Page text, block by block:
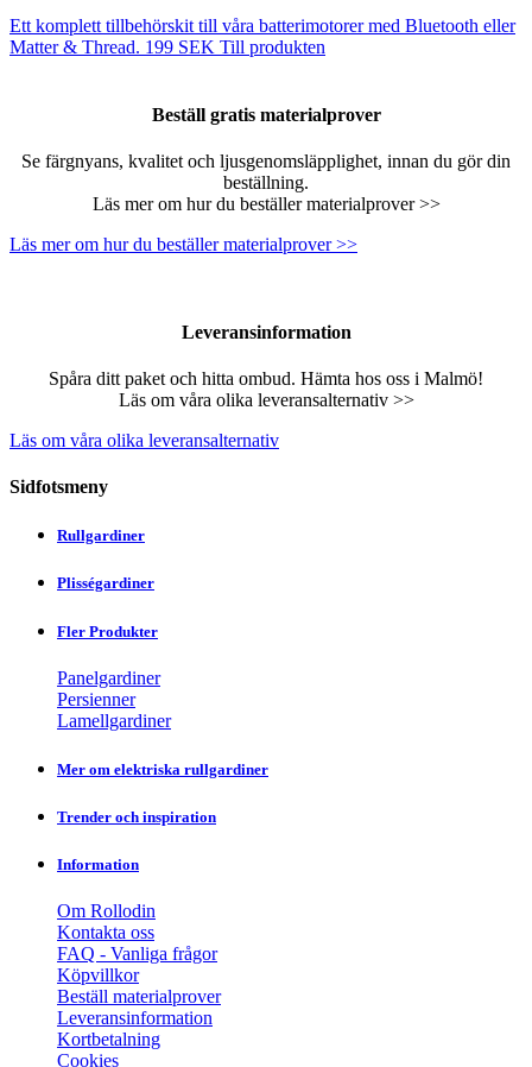
Ett komplett tillbehörskit till våra batterimotorer med Bluetooth eller
Matter & Thread. 199 SEK Till produkten
Beställ gratis materialprover
Se färgnyans, kvalitet och ljusgenomsläpplighet, innan du gör din
beställning.
Läs mer om hur du beställer materialprover >>
Läs mer om hur du beställer materialprover >>
Leveransinformation
Spåra ditt paket och hitta ombud. Hämta hos oss i Malmö!
Läs om våra olika leveransalternativ >>
Läs om våra olika leveransalternativ
Sidfotsmeny
Rullgardiner
Plisségardiner
Fler Produkter
Panelgardiner
Persienner
Lamellgardiner
Mer om elektriska rullgardiner
Trender och inspiration
Information
Om Rollodin
Kontakta oss
FAQ - Vanliga frågor
Köpvillkor
Beställ materialprover
Leveransinformation
Kortbetalning
Cookies